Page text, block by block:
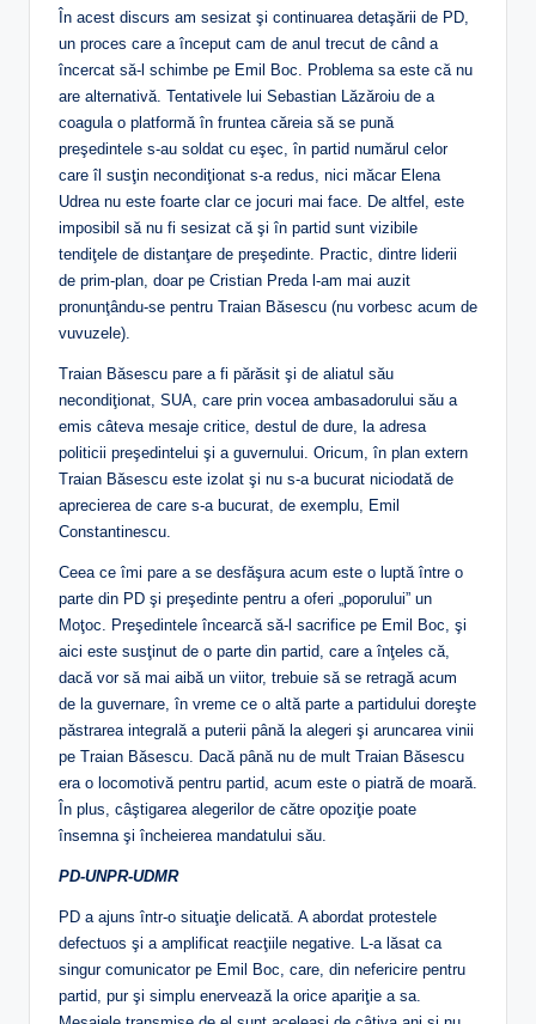
În acest discurs am sesizat şi continuarea detaşării de PD,
un proces care a început cam de anul trecut de când a
încercat să-l schimbe pe Emil Boc. Problema sa este că nu
are alternativă. Tentativele lui Sebastian Lăzăroiu de a
coagula o platformă în fruntea căreia să se pună
preşedintele s-au soldat cu eşec, în partid numărul celor
care îl susţin necondiţionat s-a redus, nici măcar Elena
Udrea nu este foarte clar ce jocuri mai face. De altfel, este
imposibil să nu fi sesizat că şi în partid sunt vizibile
tendiţele de distanţare de preşedinte. Practic, dintre liderii
de prim-plan, doar pe Cristian Preda l-am mai auzit
pronunţându-se pentru Traian Băsescu (nu vorbesc acum de
vuvuzele).
Traian Băsescu pare a fi părăsit şi de aliatul său
necondiţionat, SUA, care prin vocea ambasadorului său a
emis câteva mesaje critice, destul de dure, la adresa
politicii preşedintelui şi a guvernului. Oricum, în plan extern
Traian Băsescu este izolat şi nu s-a bucurat niciodată de
aprecierea de care s-a bucurat, de exemplu, Emil
Constantinescu.
Ceea ce îmi pare a se desfăşura acum este o luptă între o
parte din PD şi preşedinte pentru a oferi „poporului” un
Moţoc. Preşedintele încearcă să-l sacrifice pe Emil Boc, şi
aici este susţinut de o parte din partid, care a înţeles că,
dacă vor să mai aibă un viitor, trebuie să se retragă acum
de la guvernare, în vreme ce o altă parte a partidului doreşte
păstrarea integrală a puterii până la alegeri şi aruncarea vinii
pe Traian Băsescu. Dacă până nu de mult Traian Băsescu
era o locomotivă pentru partid, acum este o piatră de moară.
În plus, câştigarea alegerilor de către opoziţie poate
însemna şi încheierea mandatului său.
PD-UNPR-UDMR
PD a ajuns într-o situaţie delicată. A abordat protestele
defectuos şi a amplificat reacţiile negative. L-a lăsat ca
singur comunicator pe Emil Boc, care, din nefericire pentru
partid, pur şi simplu enervează la orice apariţie a sa.